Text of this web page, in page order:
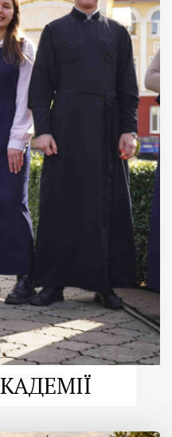
СИЛЬНІ!
де
формується
покликання
Читати більше